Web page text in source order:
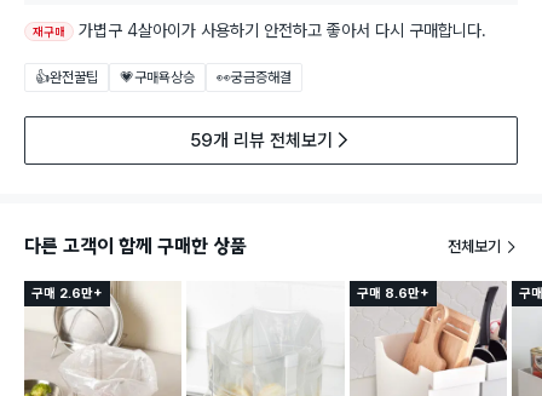
재구매 가볍구 4살아이가 사용하기 안전하고 좋아서 다시 구매합니다.
👍완전꿀팁 💗구매욕상승 👀궁금증해결
59개 리뷰 전체보기
다른 고객이 함께 구매한 상품 전체보기
구매 2.6만+ 구매 8.6만+ 구